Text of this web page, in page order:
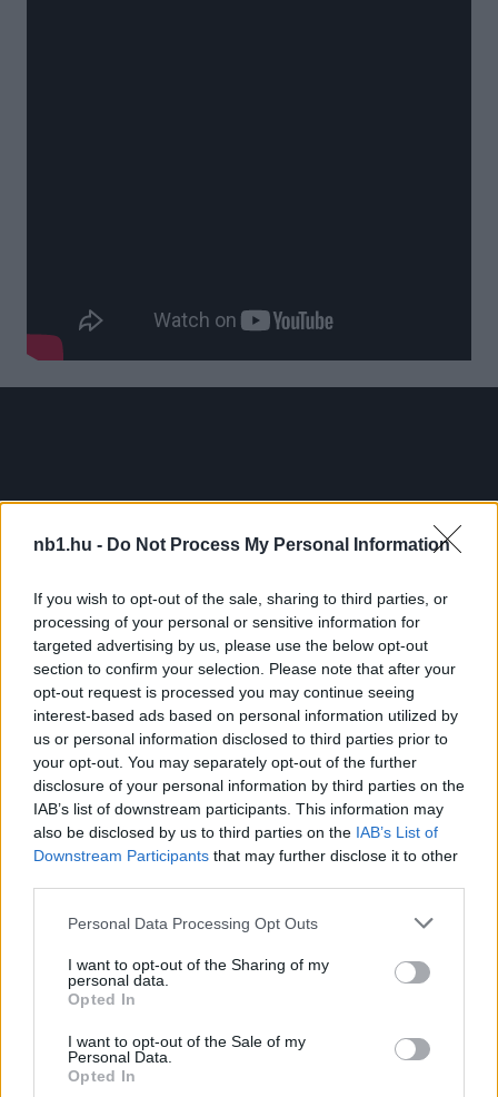
nb1.hu - Do Not Process My Personal Information
If you wish to opt-out of the sale, sharing to third parties, or
processing of your personal or sensitive information for
targeted advertising by us, please use the below opt-out
section to confirm your selection. Please note that after your
opt-out request is processed you may continue seeing
interest-based ads based on personal information utilized by
us or personal information disclosed to third parties prior to
your opt-out. You may separately opt-out of the further
disclosure of your personal information by third parties on the
IAB’s list of downstream participants. This information may
also be disclosed by us to third parties on the IAB’s List of
Downstream Participants that may further disclose it to other
Please note that this website/app uses one or more Google
not limited to your visit or usage behaviour. You may click to
grant or deny consent to Google and its third-party tags to
use your data for below specified purposes in below Google
consent section.
Personal Data Processing Opt Outs
I want to opt-out of the Sharing of my
personal data.
Opted In
I want to opt-out of the Sale of my
Personal Data.
Opted In
0%
Remaining
Time
-0:00
in-
Szöveg forrása: tve1887.hu
Megosztás:
KAPCSOLÓDÓ HÍREK